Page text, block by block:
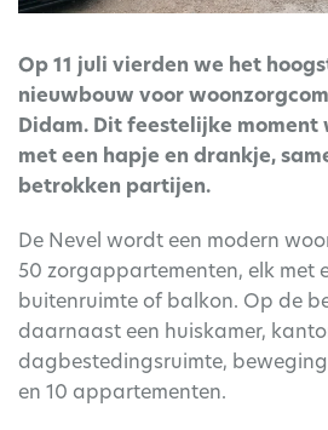
Op 11 juli vierden we het
nieuwbouw voor
Didam. Dit feestelijke
met een hapje en drankje,
betrokken partijen.
De Nevel wordt een modern
50 zorgappartementen, elk met
buitenruimte of balkon. Op de
daarnaast een huiskamer,
dagbestedingsruimte,
en 10 appartementen.